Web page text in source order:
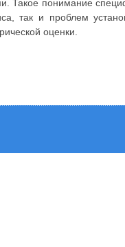
Такое понимание
так и проблем
оценки.